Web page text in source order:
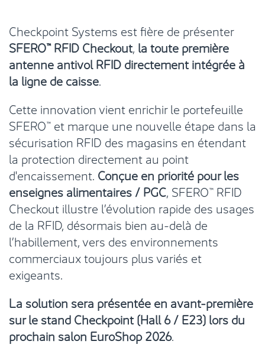
Checkpoint Systems est fière de présenter
SFERO™ RFID Checkout, la toute première
antenne antivol RFID directement intégrée à
la ligne de caisse.
Cette innovation vient enrichir le portefeuille
SFERO™ et marque une nouvelle étape dans la
sécurisation RFID des magasins en étendant
la protection directement au point
d'encaissement. Conçue en priorité pour les
enseignes alimentaires / PGC, SFERO™ RFID
Checkout illustre l’évolution rapide des usages
de la RFID, désormais bien au-delà de
l’habillement, vers des environnements
commerciaux toujours plus variés et
exigeants.
La solution sera présentée en avant-première
sur le stand Checkpoint (Hall 6 / E23) lors du
prochain salon EuroShop 2026.